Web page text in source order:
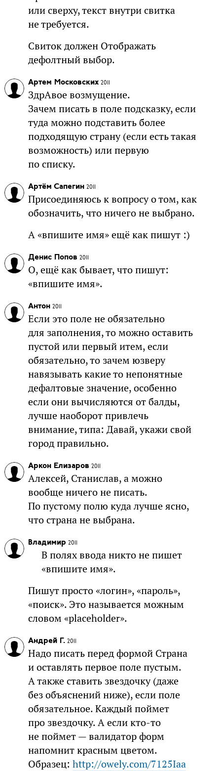
или сверху, текст внутри свитка
не требуется.
Свиток должен Отображать
дефолтный выбор.
Артем Московских 2011
ЗдрАвое возмущение.
Зачем писать в поле подсказку, если
туда можно подставить более
подходящую страну (если есть такая
возможность) или первую
по списку.
Артём Сапегин 2011
Присоединяюсь к вопросу о том, как
обозначить, что ничего не выбрано.
А «впишите имя» ещё как пишут :)
Денис Попов 2011
О, ещё как бывает, что пишут:
«впишите имя».
Антон 2011
Если это поле не обязательно
для заполнения, то можно оставить
пустой или первый итем, если
обязательно, то зачем юзверу
навязывать какие то непонятные
дефалтовые значение, особенно
если они вычисляются от балды,
лучше наоборот привлечь
внимание, типа: Давай, укажи свой
город правильно.
Аркон Елизаров 2011
Алексей, Станислав, а можно
вообще ничего не писать.
По пустому полю куда лучше ясно,
что страна не выбрана.
Владимир 2011
В полях ввода никто не пишет
«впишите имя».
Пишут просто «логин», «пароль»,
«поиск». Это называется можным
словом «placeholder».
Андрей Г. 2011
Надо писать перед формой Страна
и оставлять первое поле пустым.
А также ставить звездочку (даже
без объяснений ниже), если поле
обязательное. Каждый поймет
про звездочку. А если кто-то
не поймет — валидатор форм
напомнит красным цветом.
Образец: http://owely.com/7125Iaa